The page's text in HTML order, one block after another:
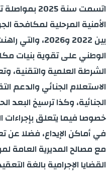
اتسمت سنة
الأمنية المرحلية لمكافحة
بين 2022
الوطني على تقوية بنيات
الشرطة العلمية والتقنية،
الاستعلام الجنائي والدعم
الجنائية، وكذا ترسيخ
خصوصا فيما يتعلق بإجراءات
في أماكن الإيداع، فضلا عن
مع مصالح المديرية العامة
القضايا الإجرامية بالغة